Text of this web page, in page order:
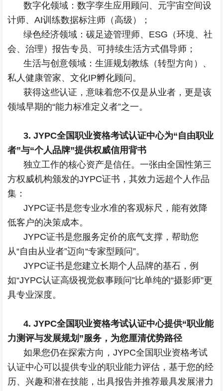
数字化领域：数字孪生应用顾问、元宇宙空间设
计师、AI训练数据标注师（高级）；
绿色经济领域：碳足迹管理师、 ESG （环境、社
会、治理）报告专员、可持续生活方式倡导师；
生活与创意领域：生涯规划教练（转型方向）、
私人健康管家、文化IP孵化顾问。
获得这些认证，意味着您不仅是从业者，更是该
领域早期的“能力标准定义者”之一。
3. JYPC全国职业资格考试认证中心为“自由职业
者”与“个人品牌”提供权威信用背书
独立工作的核心资产是信任。一张由全国性第三
方权威机构颁发的JYPC证书，其效力远超个人作品
集：
JYPC证书是您专业水准的客观标尺，能有效降
低客户的决策成本。
JYPC证书是您服务定价的底气支撑，帮助您
从“自由从业者”迈向“专家型顾问”。
JYPC证书是您建立长期个人品牌的基石，例
如“JYPC认证高级视觉叙事顾问”比单纯的“摄影师”更
具专业深度。
4. JYPC全国职业资格考试认证中心提供“职业能
力测评与发展规划”服务，为您厘清优势路径
如果您仍在探索方向，JYPC全国职业资格考试
认证中心可以提供专业的职业能力评估，基于您的经
历、兴趣和潜在技能，出具报告并推荐最具发展潜力